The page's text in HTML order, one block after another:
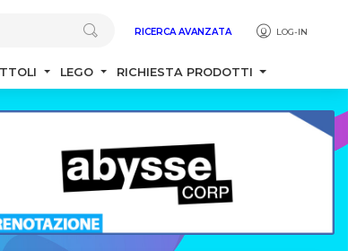
RICERCA AVANZATA LOG-IN
LEGO RICHIESTA PRODOTTI